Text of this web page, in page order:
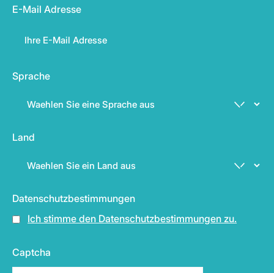
E-Mail Adresse
Sprache
Land
Datenschutzbestimmungen
Ich stimme den Datenschutzbestimmungen zu.
Captcha